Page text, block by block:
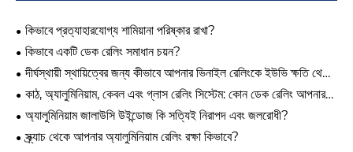
কিভাবে প্রত্যাহারযোগ্য শামিয়ানা পরিষ্কার রাখা?
কিভাবে একটি ডেক রেলিং সমাধান চয়ন?
দীর্ঘস্থায়ী স্থায়িত্বের জন্য কীভাবে আপনার ভিনাইল রেলিংকে ইউভি ক্ষতি থেকে
রক্ষা করবেন
কাঠ, অ্যালুমিনিয়াম, কেবল এবং গ্লাস রেলিং সিস্টেম: কোন ডেক রেলিং আপনার
জন্য সঠিক?
অ্যালুমিনিয়াম জালাউসি উইন্ডোজ কি সত্যিই নিরাপদ এবং জলরোধী?
স্ক্র্যাচ থেকে আপনার অ্যালুমিনিয়াম রেলিং রক্ষা কিভাবে?